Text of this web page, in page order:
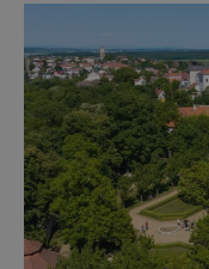
Velká synagoga
roce 1856, v
v p